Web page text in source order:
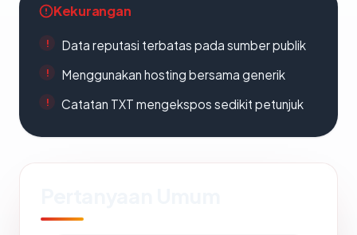
Kekurangan
Data reputasi terbatas pada sumber publik
Menggunakan hosting bersama generik
Catatan TXT mengekspos sedikit petunjuk